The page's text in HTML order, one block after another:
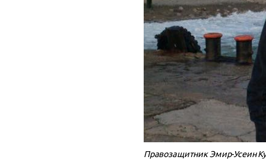
Правозащитник Эмир-Усеин